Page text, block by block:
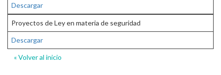
Descargar
Proyectos de Ley en materia de seguridad
Descargar
« Volver al inicio